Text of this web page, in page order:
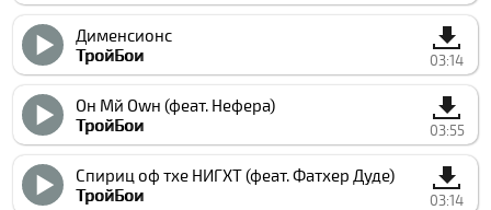
Дименсионс
ТройБои
03:14
Он Мй Оwн (феат. Нефера)
ТройБои
03:55
Спириц оф тхе НИГХТ (феат. Фатхер Дуде)
ТройБои
03:14